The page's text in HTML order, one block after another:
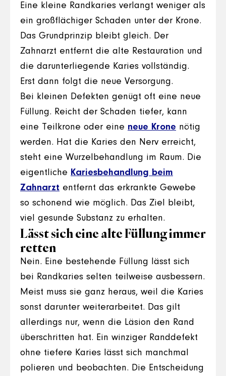
Eine kleine Randkaries verlangt weniger als
ein großflächiger Schaden unter der Krone.
Das Grundprinzip bleibt gleich. Der
Zahnarzt entfernt die alte Restauration und
die darunterliegende Karies vollständig.
Erst dann folgt die neue Versorgung.
Bei kleinen Defekten genügt oft eine neue
Füllung. Reicht der Schaden tiefer, kann
eine Teilkrone oder eine neue Krone nötig
werden. Hat die Karies den Nerv erreicht,
steht eine Wurzelbehandlung im Raum. Die
eigentliche Kariesbehandlung beim
Zahnarzt entfernt das erkrankte Gewebe
so schonend wie möglich. Das Ziel bleibt,
viel gesunde Substanz zu erhalten.
Lässt sich eine alte Füllung immer
retten
Nein. Eine bestehende Füllung lässt sich
bei Randkaries selten teilweise ausbessern.
Meist muss sie ganz heraus, weil die Karies
sonst darunter weiterarbeitet. Das gilt
allerdings nur, wenn die Läsion den Rand
überschritten hat. Ein winziger Randdefekt
ohne tiefere Karies lässt sich manchmal
polieren und beobachten. Die Entscheidung